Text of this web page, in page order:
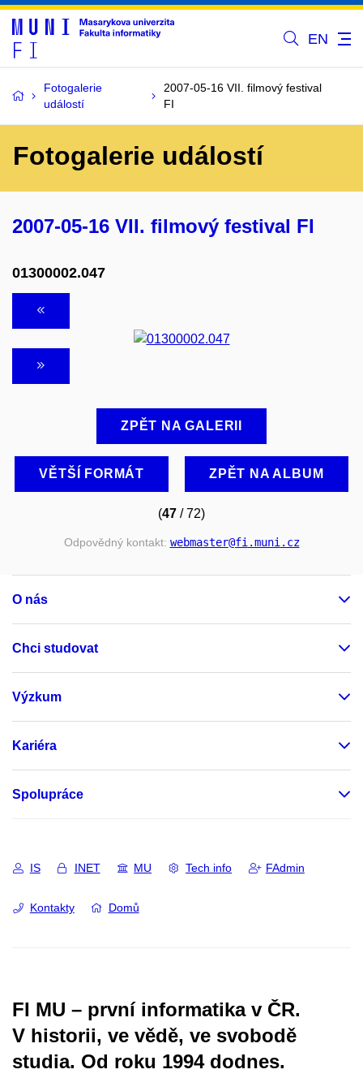
EN
Fotogalerie
událostí
2007-05-16 VII. filmový festival
FI
Fotogalerie událostí
2007-05-16 VII. filmový festival FI
01300002.047
ZPĚT NA GALERII
VĚTŠÍ FORMÁT ZPĚT NA ALBUM
(47 / 72)
Odpovědný kontakt: webmaster@fi.muni.cz
O nás
Chci studovat
Výzkum
Kariéra
Spolupráce
IS INET MU Tech info FAdmin
Kontakty Domů
FI MU – první informatika v ČR.
V historii, ve vědě, ve svobodě
studia. Od roku 1994 dodnes.